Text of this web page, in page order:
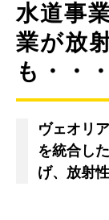
水道事
業が放
も・・・
ヴェオリ
を統合し
げ、放射